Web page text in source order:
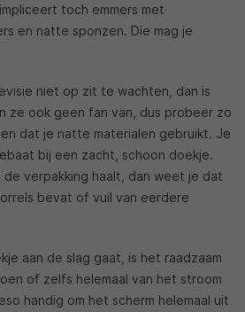
toch emmers met
en natte sponzen. Die mag je
niet op zit te wachten, dan is
ze ook geen fan van, dus probeer zo
dat je natte materialen gebruikt. Je
bij een zacht, schoon doekje.
de verpakking haalt, dan weet je dat
bevat of vuil van eerdere
aan de slag gaat, is het raadzaam
of zelfs helemaal van het stroom
handig om het scherm helemaal uit